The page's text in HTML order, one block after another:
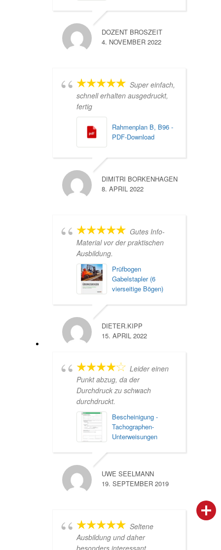
DOZENT BROSZEIT
4. NOVEMBER 2022
Super einfach,
schnell erhalten ausgedruckt,
fertig
Rahmenplan B, B96 -
PDF-Download
DIMITRI BORKENHAGEN
8. APRIL 2022
Gutes Info-
Material vor der praktischen
Ausbildung.
Prüfbogen
Gabelstapler (6
vierseitige Bögen)
DIETER.KIPP
15. APRIL 2022
Leider einen
Punkt abzug, da der
Durchdruck zu schwach
durchdruckt.
Bescheinigung -
Tachographen-
Unterweisungen
UWE SEELMANN
19. SEPTEMBER 2019
Seltene
Ausbildung und daher
besonders interessant.
campaign WERBEMATERIAL